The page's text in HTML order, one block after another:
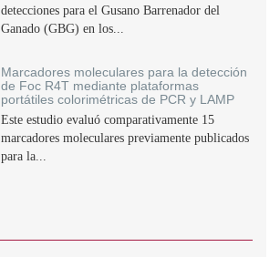
detecciones para el Gusano Barrenador del
Ganado (GBG) en los...
Marcadores moleculares para la detección
de Foc R4T mediante plataformas
portátiles colorimétricas de PCR y LAMP
Este estudio evaluó comparativamente 15
marcadores moleculares previamente publicados
para la...